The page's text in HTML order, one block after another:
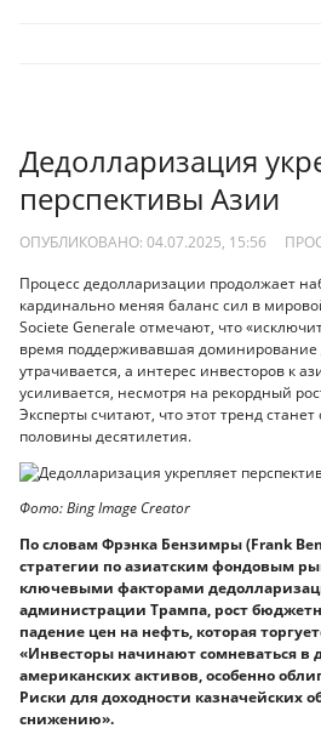
Дедолларизация
перспективы Азии
ОПУБЛИКОВАНО: 04.07.2025, 15:56
Процесс дедолларизации продолжает
кардинально меняя баланс сил в
Societe Generale отмечают, что
время поддерживавшая доминирование
утрачивается, а интерес инвесторов к
усиливается, несмотря на рекордный
Эксперты считают, что этот тренд
половины десятилетия.
Фото: Bing Image Creator
По словам Фрэнка Бензимры (Frank
стратегии по азиатским фондовым
ключевыми факторами
администрации Трампа, рост
падение цен на нефть, которая
«Инвесторы начинают сомневаться в
американских активов, особенно
Риски для доходности казначейских
снижению».